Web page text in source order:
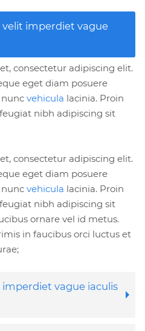
imperdiet vague
consectetur adipiscing elit.
eget diam posuere
vehicula lacinia. Proin
nibh adipiscing sit
consectetur adipiscing elit.
eget diam posuere
vehicula lacinia. Proin
nibh adipiscing sit
ornare vel id metus.
in faucibus orci luctus et
vague iaculis